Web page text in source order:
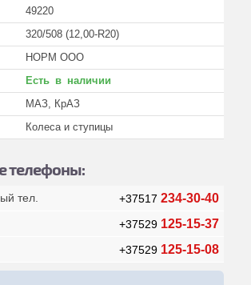
резиновые
жидкости и др.
49220
320/508 (12,00-R20)
НОРМ ООО
Есть в наличии
МАЗ, КрАЗ
Колеса и ступицы
телефоны:
тел. +37517 234-30-40
+37529 125-15-37
+37529 125-15-08